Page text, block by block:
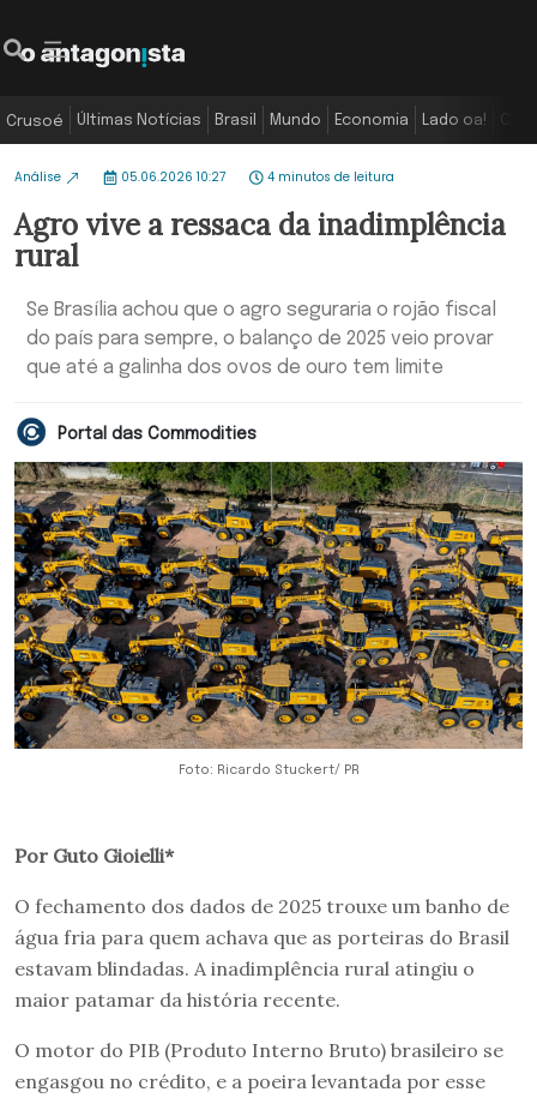
Crusoé Últimas Notícias Brasil Mundo Economia Lado oa!
Análise 05.06.2026 10:27 4 minutos de leitura
Agro vive a ressaca da inadimplência
rural
Se Brasília achou que o agro seguraria o rojão fiscal
do país para sempre, o balanço de 2025 veio provar
que até a galinha dos ovos de ouro tem limite
Portal das Commodities
Foto: Ricardo Stuckert/ PR
Por Guto Gioielli*
O fechamento dos dados de 2025 trouxe um banho de
água fria para quem achava que as porteiras do Brasil
estavam blindadas. A inadimplência rural atingiu o
maior patamar da história recente.
O motor do PIB (Produto Interno Bruto) brasileiro se
engasgou no crédito, e a poeira levantada por esse